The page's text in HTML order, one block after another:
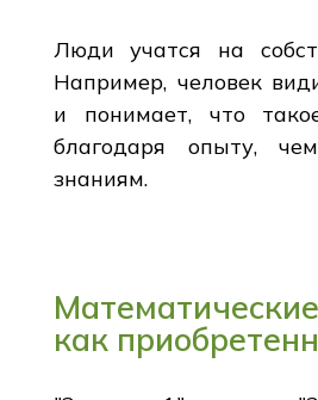
Люди учатся на
Например, человек
и понимает, что
благодаря опыту,
знаниям.
как